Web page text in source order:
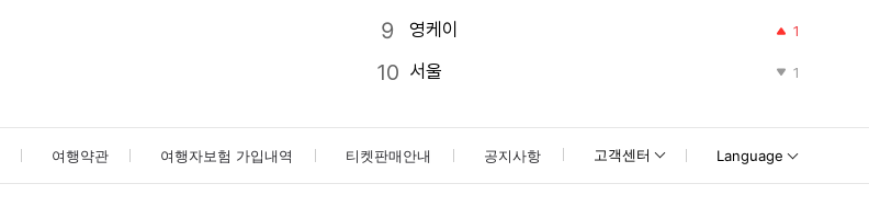
영케이
1
서울 1
여행약관 여행자보험 가입내역 티켓판매안내 공지사항 고객센터 Language